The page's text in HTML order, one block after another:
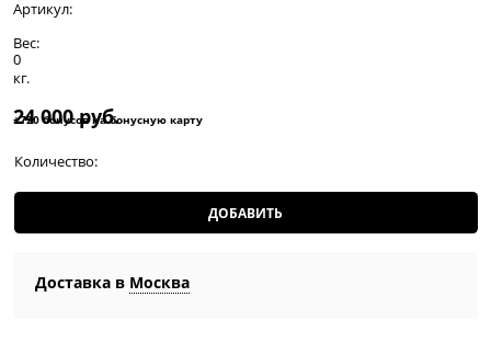
Артикул:
Вес:
0
кг.
24 000 руб.
+720 бонусов на бонусную карту
Количество:
ДОБАВИТЬ
Доставка в Москва